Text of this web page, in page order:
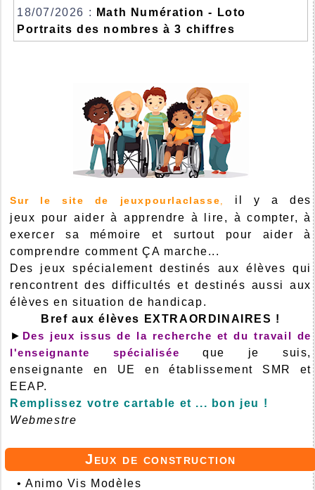
18/07/2026 :
Math Numération - Loto
Portraits des nombres à 3 chiffres
Sur le site de jeuxpourlaclasse
il y a des
jeux pour aider à apprendre à lire, à compter, à
exercer sa mémoire et surtout pour aider à
comprendre comment ÇA marche...
Des jeux spécialement destinés aux élèves qui
rencontrent des difficultés et destinés aussi aux
élèves en situation de handicap.
Bref aux élèves EXTRAORDINAIRES !
► Des jeux issus de la recherche et du travail de
l'enseignante spécialisée que je suis,
enseignante en UE en établissement SMR et
EEAP.
Remplissez votre cartable et ... bon jeu !
Webmestre
Jeux de construction
•Animo Vis Modèles